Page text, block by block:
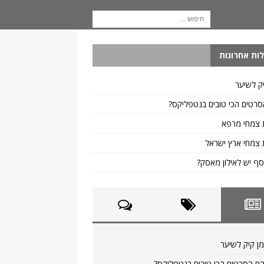
אחרונות
לשיער
הכי טובים בנטפליקס?
צמחי מרפא
צמחי ארץ ישראל
יש לאילון מאסק?
קיק לשיער